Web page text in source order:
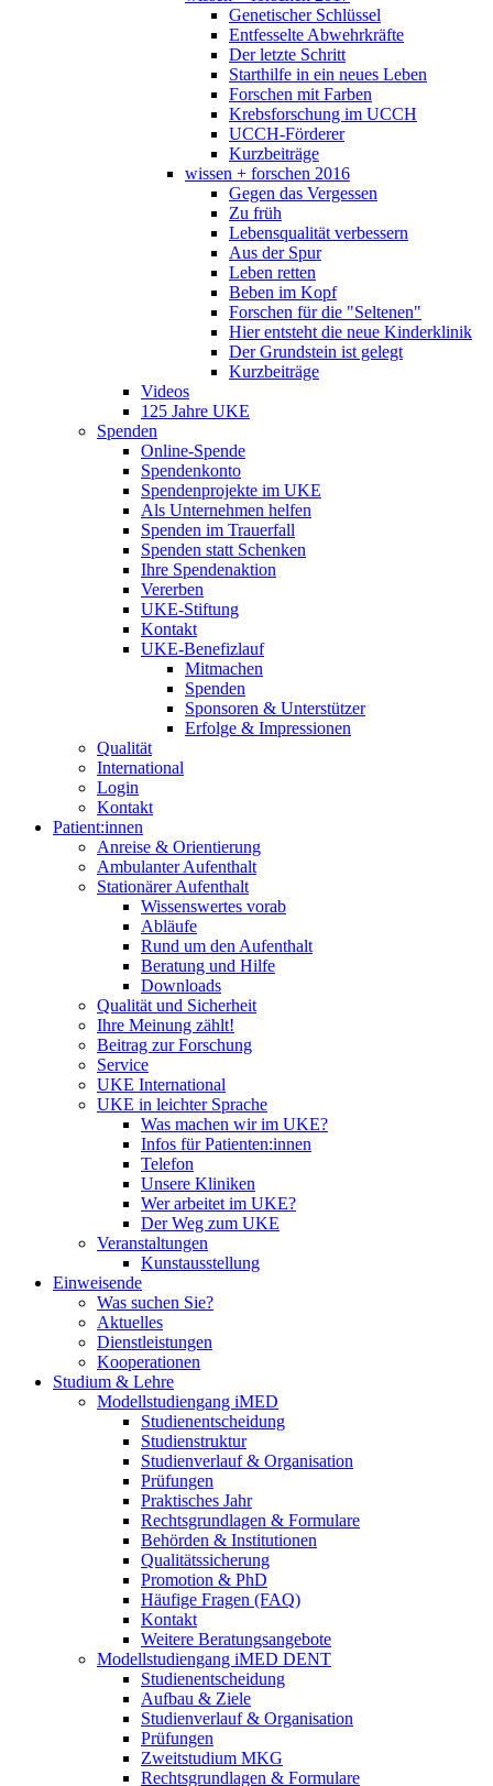
Genetischer Schlüssel
Entfesselte Abwehrkräfte
Der letzte Schritt
Starthilfe in ein neues Leben
Forschen mit Farben
Krebsforschung im UCCH
UCCH-Förderer
Kurzbeiträge
wissen + forschen 2016
Gegen das Vergessen
Zu früh
Lebensqualität verbessern
Aus der Spur
Leben retten
Beben im Kopf
Forschen für die "Seltenen"
Hier entsteht die neue Kinderklinik
Der Grundstein ist gelegt
Kurzbeiträge
Videos
125 Jahre UKE
Spenden
Online-Spende
Spendenkonto
Spendenprojekte im UKE
Als Unternehmen helfen
Spenden im Trauerfall
Spenden statt Schenken
Ihre Spendenaktion
Vererben
UKE-Stiftung
Kontakt
UKE-Benefizlauf
Mitmachen
Spenden
Sponsoren & Unterstützer
Erfolge & Impressionen
Qualität
International
Login
Kontakt
Patient:innen
Anreise & Orientierung
Ambulanter Aufenthalt
Stationärer Aufenthalt
Wissenswertes vorab
Abläufe
Rund um den Aufenthalt
Beratung und Hilfe
Downloads
Qualität und Sicherheit
Ihre Meinung zählt!
Beitrag zur Forschung
Service
UKE International
UKE in leichter Sprache
Was machen wir im UKE?
Infos für Patienten:innen
Telefon
Unsere Kliniken
Wer arbeitet im UKE?
Der Weg zum UKE
Veranstaltungen
Kunstausstellung
Einweisende
Was suchen Sie?
Aktuelles
Dienstleistungen
Kooperationen
Studium & Lehre
Modellstudiengang iMED
Studienentscheidung
Studienstruktur
Studienverlauf & Organisation
Prüfungen
Praktisches Jahr
Rechtsgrundlagen & Formulare
Behörden & Institutionen
Qualitätssicherung
Promotion & PhD
Häufige Fragen (FAQ)
Kontakt
Weitere Beratungsangebote
Modellstudiengang iMED DENT
Studienentscheidung
Aufbau & Ziele
Studienverlauf & Organisation
Prüfungen
Zweitstudium MKG
Rechtsgrundlagen & Formulare